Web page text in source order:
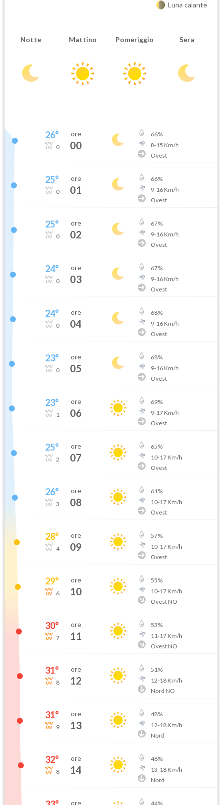
Luna calante
Notte Mattino Pomeriggio Sera
26°
0
ore
00
66%
8-15 Km/h
Ovest
25°
0
ore
01
66%
9-16Km/h
Ovest
25°
0
ore
02
67%
9-16Km/h
Ovest
24°
0
ore
03
67%
9-16Km/h
Ovest
24°
0
ore
04
68%
9-16Km/h
Ovest
23°
0
ore
05
68%
9-16Km/h
Ovest
23°
1
ore
06
69%
9-17Km/h
Ovest
25°
2
ore
07
65%
10-17Km/h
Ovest
26°
3
ore
08
61%
10-17Km/h
Ovest
28°
4
ore
09
57%
10-17Km/h
Ovest
29°
6
ore
10
55%
10-17Km/h
Ovest NO
30°
7
ore
11
53%
11-17Km/h
Ovest NO
31°
8
ore
12
51%
12-18Km/h
Nord NO
31°
9
ore
13
48%
12-18Km/h
Nord
32°
8
ore
14
46%
13-18Km/h
Nord
ore 44%